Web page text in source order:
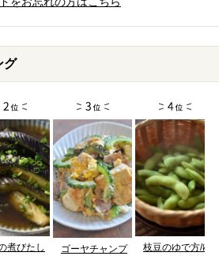
グ
煮びたし
ゴーヤチャンプ
枝豆のゆで方/ゆ